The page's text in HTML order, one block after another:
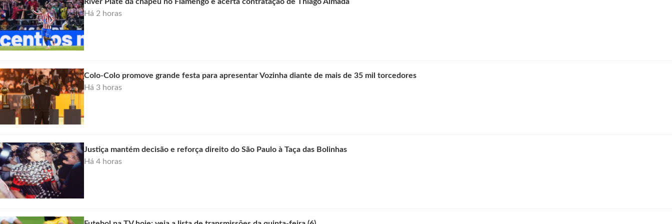
Há 2 horas
Colo-Colo promove grande festa para apresentar Vozinha diante de mais de 35 mil torcedores
Há 3 horas
Justiça mantém decisão e reforça direito do São Paulo à Taça das Bolinhas
Há 4 horas